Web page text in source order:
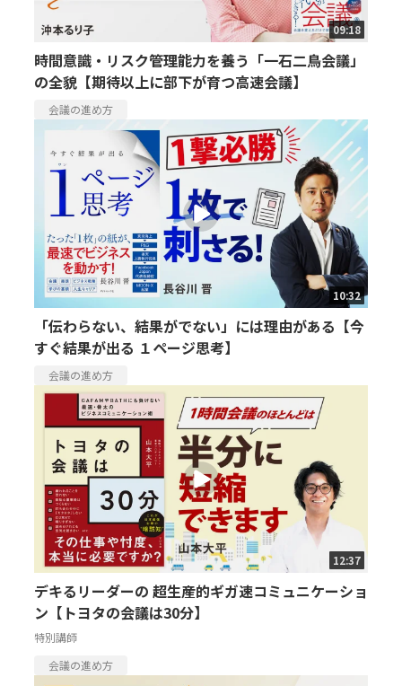
09:18
時間意識・リスク管理能力を養う「一石二鳥会議」
の全貌【期待以上に部下が育つ高速会議】
会議の進め方
10:32
「伝わらない、結果がでない」には理由がある【今
すぐ結果が出る １ページ思考】
会議の進め方
12:37
デキるリーダーの 超生産的ギガ速コミュニケーショ
ン【トヨタの会議は30分】
特別講師
会議の進め方